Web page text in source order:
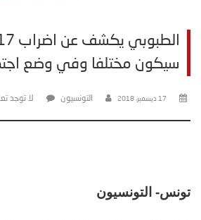
سيكون مختلفا وفي وضع
17 ديسمبر، 2018 التونسيون لا توجد
تونس- التونسيون